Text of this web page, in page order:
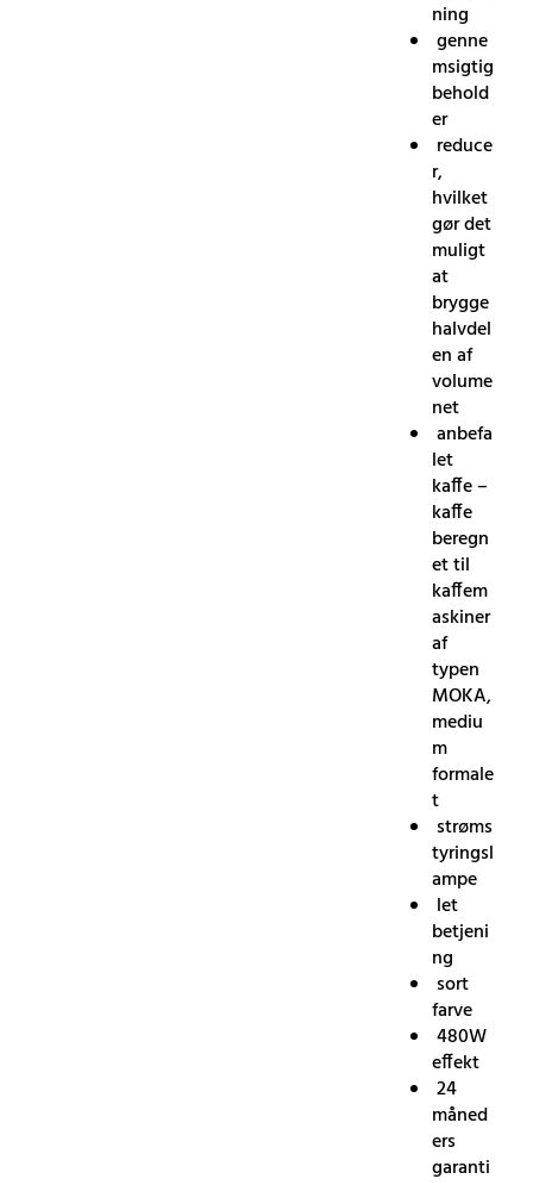
ning
genne
msigtig
behold
er
reduce
r,
hvilket
gør det
muligt
at
brygge
halvdel
en af ​​
volume
net
anbefa
let
kaffe –
kaffe
beregn
et til
kaffem
askiner
af
typen
MOKA,
mediu
m
formale
t
strøms
tyringsl
ampe
let
betjeni
ng
sort
farve
480W
effekt
24
måned
ers
garanti